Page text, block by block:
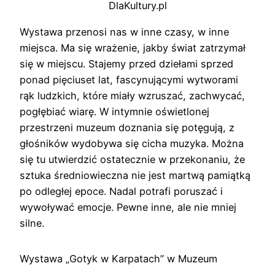
DlaKultury.pl
Wystawa przenosi nas w inne czasy, w inne
miejsca. Ma się wrażenie, jakby świat zatrzymał
się w miejscu. Stajemy przed dziełami sprzed
ponad pięciuset lat, fascynującymi wytworami
rąk ludzkich, które miały wzruszać, zachwycać,
pogłębiać wiarę. W intymnie oświetlonej
przestrzeni muzeum doznania się potęgują, z
głośników wydobywa się cicha muzyka. Można
się tu utwierdzić ostatecznie w przekonaniu, że
sztuka średniowieczna nie jest martwą pamiątką
po odległej epoce. Nadal potrafi poruszać i
wywoływać emocje. Pewne inne, ale nie mniej
silne.
Wystawa „Gotyk w Karpatach” w Muzeum